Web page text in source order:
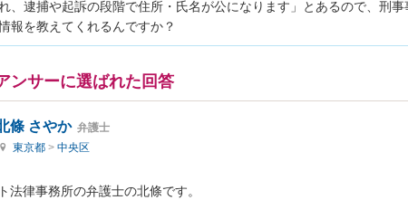
、逮捕や起訴の段階で住所・氏名が公になります」とあるので、刑事
報を教えてくれるんですか？
ンサーに選ばれた回答
條 さやか 弁護士
東京都 > 中央区
法律事務所の弁護士の北條です。